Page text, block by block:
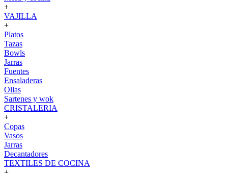
+
VAJILLA
+
Platos
Tazas
Bowls
Jarras
Fuentes
Ensaladeras
Ollas
Sartenes y wok
CRISTALERIA
+
Copas
Vasos
Jarras
Decantadores
TEXTILES DE COCINA